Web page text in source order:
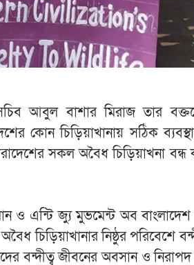
আবুল বাশার মিরাজ তার
কোন চিড়িয়াখানায় সঠিক
সকল অবৈধ চিড়িয়াখনা বন্ধ
ও এন্টি জ্যু মুভমেন্ট অব
চিড়িয়াখানার নিষ্ঠুর পরিবেশে
বন্দীত্ব জীবনের অবসান ও